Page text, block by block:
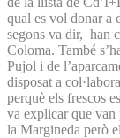
qual es vol donar a
segons va dir, han
Coloma. També
Pujol i de
disposat a
perquè els frescos
va explicar que
la Margineda però